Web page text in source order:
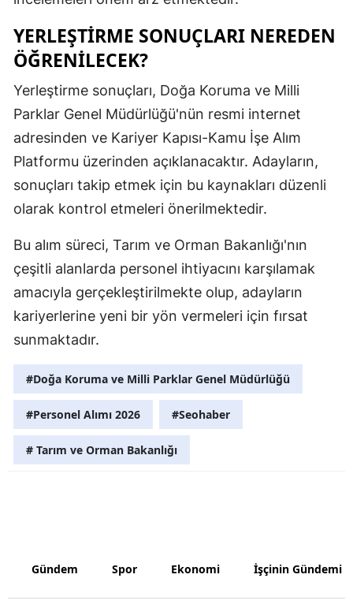
Muş
Nevşehir
Ordu
Sakarya
Siirt
Sivas
Uşak
YERLEŞTIRME SONUÇLARI NEREDEN
ÖĞRENILECEK?
Yerleştirme sonuçları, Doğa Koruma ve Milli
Parklar Genel Müdürlüğü'nün resmi internet
adresinden ve Kariyer Kapısı-Kamu İşe Alım
Platformu üzerinden açıklanacaktır. Adayların,
sonuçları takip etmek için bu kaynakları düzenli
olarak kontrol etmeleri önerilmektedir.
Bu alım süreci, Tarım ve Orman Bakanlığı'nın
çeşitli alanlarda personel ihtiyacını karşılamak
amacıyla gerçekleştirilmekte olup, adayların
kariyerlerine yeni bir yön vermeleri için fırsat
sunmaktadır.
#Doğa Koruma ve Milli Parklar Genel Müdürlüğü
#Personel Alımı 2026 #Seohaber
# Tarım ve Orman Bakanlığı
Gündem Spor Ekonomi İşçinin Gündemi